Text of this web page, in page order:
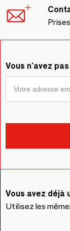
Vous n'avez
Vous avez déjà
Utilisez les